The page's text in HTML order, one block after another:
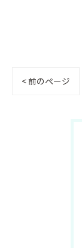
< 前のページ